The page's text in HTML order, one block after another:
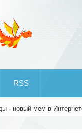
RSS
- новый мем в